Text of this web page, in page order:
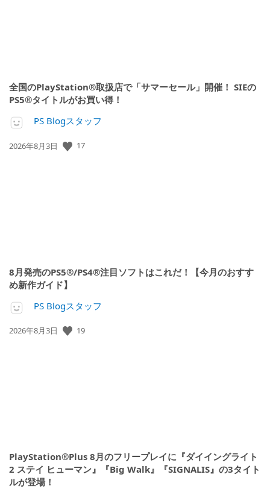
全国のPlayStation®取扱店で「サマーセール」開催！ SIEの
PS5®タイトルがお買い得！
PS Blogスタッフ
公
2026年8月3日 17
8月発売のPS5®/PS4®注目ソフトはこれだ！【今月のおすす
め新作ガイド】
PS Blogスタッフ
公
2026年8月3日 19
PlayStation®Plus 8月のフリープレイに『ダイイングライト
2 ステイ ヒューマン』『Big Walk』『SIGNALIS』の3タイト
ルが登場！